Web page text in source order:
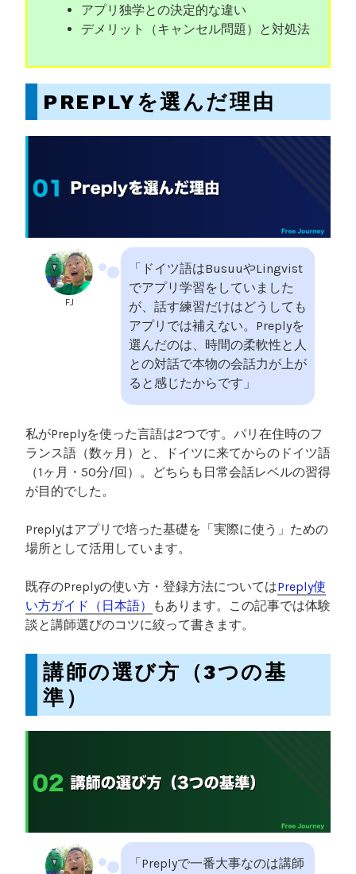
アプリ独学との決定的な違い
デメリット（キャンセル問題）と対処法
PREPLYを選んだ理由
FJ
「ドイツ語はBusuuやLingvist
でアプリ学習をしていました
が、話す練習だけはどうしても
アプリでは補えない。Preplyを
選んだのは、時間の柔軟性と人
との対話で本物の会話力が上が
ると感じたからです」
私がPreplyを使った言語は2つです。パリ在住時のフ
ランス語（数ヶ月）と、ドイツに来てからのドイツ語
（1ヶ月・50分/回）。どちらも日常会話レベルの習得
が目的でした。
Preplyはアプリで培った基礎を「実際に使う」ための
場所として活用しています。
既存のPreplyの使い方・登録方法についてはPreply使
い方ガイド（日本語）
もあります。この記事では体験
談と講師選びのコツに絞って書きます。
講師の選び方（3つの基
準）
「Preplyで一番大事なのは講師